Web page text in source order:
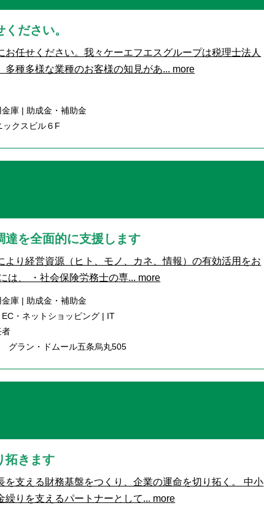
ださい。
お任せください。我々ケーエフエスグループは税理士法人
多種多様な業種のお客様の知見があ... more
庫 | 助成金・補助金
ックスビル６F
達を全面的に支援します
より経営資源（ヒト、モノ、カネ、情報）の有効活用をお
は、 ・社会保険労務士の専... more
庫 | 助成金・補助金
・ネットショッピング | IT
者
グラン・ドムール五条烏丸505
拓きます
を支える財務基盤をつくり、企業の運命を切り拓く。 中小
繰りを支えるパートナーとして... more